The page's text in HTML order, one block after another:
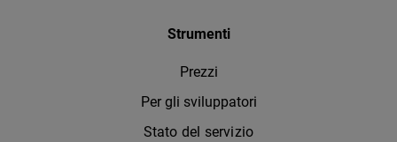
Strumenti
Prezzi
Per gli sviluppatori
Stato del servizio